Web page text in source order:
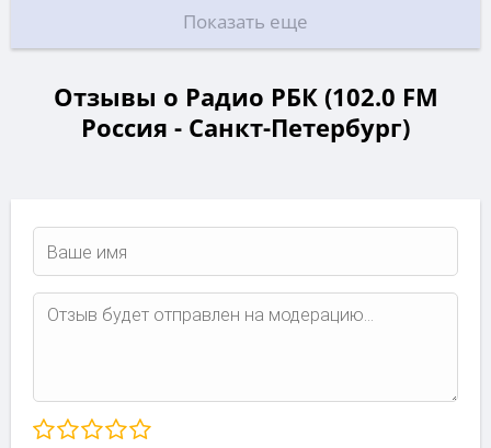
Показать еще
Отзывы о Радио РБК (102.0 FM
Россия - Санкт-Петербург)